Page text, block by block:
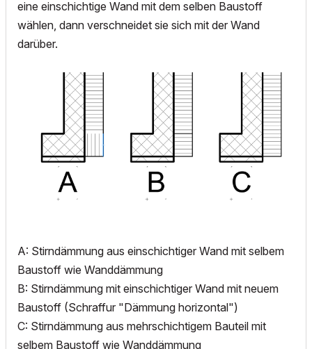
eine einschichtige Wand mit dem selben Baustoff
wählen, dann verschneidet sie sich mit der Wand
darüber.
A: Stirndämmung aus einschichtiger Wand mit selbem
Baustoff wie Wanddämmung
B: Stirndämmung mit einschichtiger Wand mit neuem
Baustoff (Schraffur "Dämmung horizontal")
C: Stirndämmung aus mehrschichtigem Bauteil mit
selbem Baustoff wie Wanddämmung